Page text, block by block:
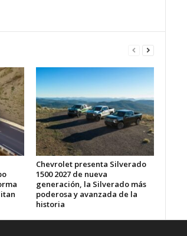
Chevrolet presenta Silverado
1500 2027 de nueva
generación, la Silverado más
poderosa y avanzada de la
historia